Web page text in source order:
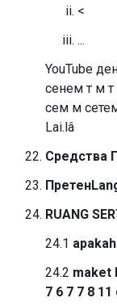
<
...
YouTube
сенем т м
сем м
Lai.lâ
Cредства
RUANG
24.1
24.2 maket
7 6 7 7 8